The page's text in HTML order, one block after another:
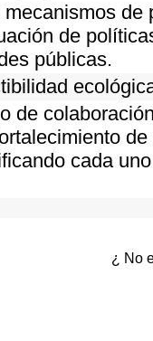
de
públicas.
de
cada
¿ No